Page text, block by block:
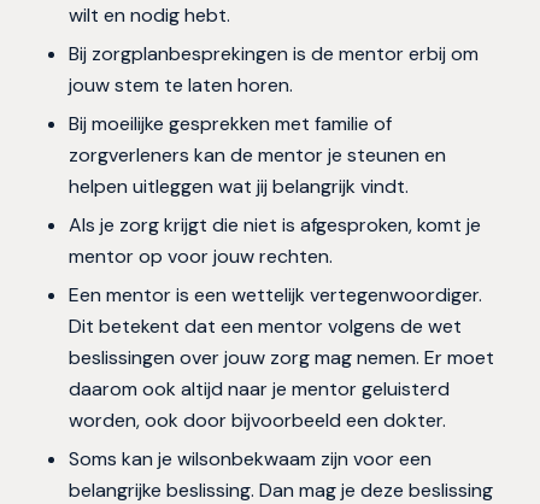
wilt en nodig hebt.
Bij zorgplanbesprekingen is de mentor erbij om
jouw stem te laten horen.
Bij moeilijke gesprekken met familie of
zorgverleners kan de mentor je steunen en
helpen uitleggen wat jij belangrijk vindt.
Als je zorg krijgt die niet is afgesproken, komt je
mentor op voor jouw rechten.
Een mentor is een wettelijk vertegenwoordiger.
Dit betekent dat een mentor volgens de wet
beslissingen over jouw zorg mag nemen. Er moet
daarom ook altijd naar je mentor geluisterd
worden, ook door bijvoorbeeld een dokter.
Soms kan je wilsonbekwaam zijn voor een
belangrijke beslissing. Dan mag je deze beslissing